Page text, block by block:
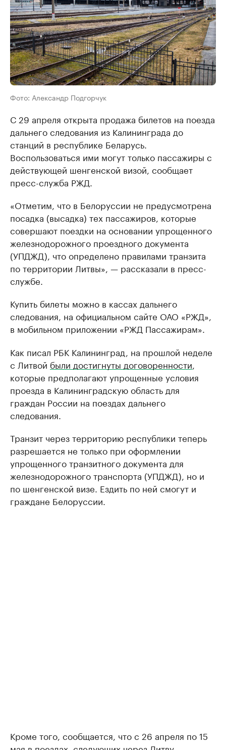
Фото: Александр Подгорчук
С 29 апреля открыта продажа билетов на поезда
дальнего следования из Калининграда до
станций в республике Беларусь.
Воспользоваться ими могут только пассажиры с
действующей шенгенской визой, сообщает
пресс-служба РЖД.
«Отметим, что в Белоруссии не предусмотрена
посадка (высадка) тех пассажиров, которые
совершают поездки на основании упрощенного
железнодорожного проездного документа
(УПДЖД), что определено правилами транзита
по территории Литвы», — рассказали в пресс-
службе.
Купить билеты можно в кассах дальнего
следования, на официальном сайте ОАО «РЖД»,
в мобильном приложении «РЖД Пассажирам».
Как писал РБК Калининград, на прошлой неделе
с Литвой были достигнуты договоренности
которые предполагают упрощенные условия
проезда в Калининградскую область для
граждан России на поездах дальнего
следования.
Транзит через территорию республики теперь
разрешается не только при оформлении
упрощенного транзитного документа для
железнодорожного транспорта (УПДЖД), но и
по шенгенской визе. Ездить по ней смогут и
граждане Белоруссии.
Кроме того, сообщается, что с 26 апреля по 15